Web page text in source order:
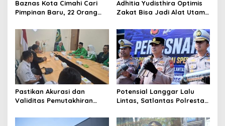
Baznas Kota Cimahi Cari
Pimpinan Baru, 22 Orang
Adhitia Yudisthira Optimis
Zakat Bisa Jadi Alat Utama
Kota Cimahi
Pastikan Akurasi dan
Validitas Pemutakhiran
Cimahi Lakukan
Potensial Langgar Lalu
Lintas, Satlantas Polresta
Motor Berknalpot Brong